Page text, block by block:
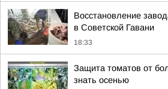
Восстановление
в Советской Гавани
18:33
Защита томатов от
знать осенью